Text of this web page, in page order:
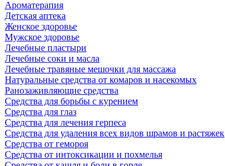
Ароматерапия
Детская аптека
Женское здоровье
Мужское здоровье
Лечебные пластыри
Лечебные соки и масла
Лечебные травяные мешочки для массажа
Натуральные средства от комаров и насекомых
Ранозаживляющие средства
Средства для борьбы с курением
Средства для глаз
Средства для лечения герпеса
Средства для удаления всех видов шрамов и растяжек
Средства от гемороя
Средства от интоксикации и похмелья